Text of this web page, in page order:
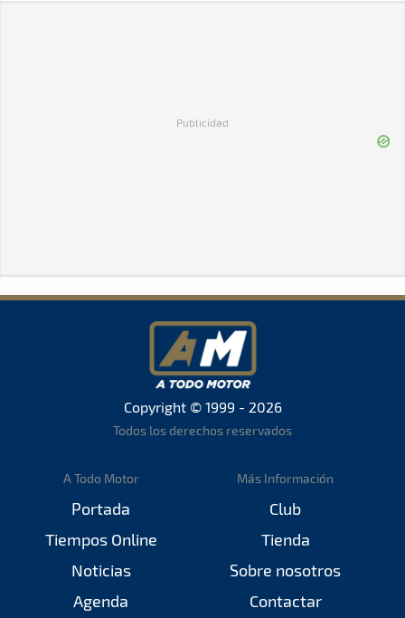
Publicidad
Copyright © 1999 - 2026
Todos los derechos reservados
A Todo Motor
Portada
Tiempos Online
Noticias
Agenda
Más Información
Club
Tienda
Sobre nosotros
Contactar